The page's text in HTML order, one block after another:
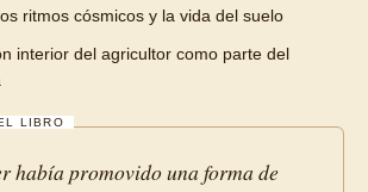
ritmos cósmicos y la vida del suelo
interior del agricultor como parte del
LIBRO
había promovido una forma de